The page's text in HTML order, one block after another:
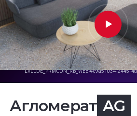
Агломерат AG